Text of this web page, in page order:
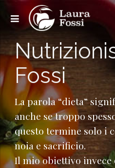
Fossi
La parola “dieta”
anche se troppo
questo termine solo i
noia e sacrificio.
Il mio obiettivo invece